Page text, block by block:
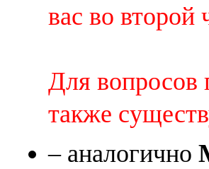
вас во второй
Для вопросов
также
– аналогично